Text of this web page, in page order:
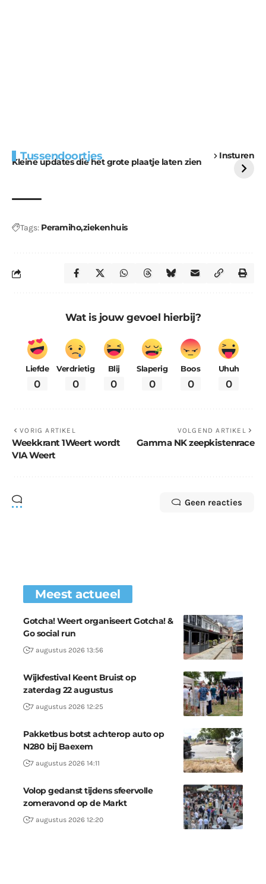
Tussendoortjes Insturen
Kleine updates die het grote plaatje laten zien
voor kabouters
uitdaging
Tags: Peramihoziekenhuis
Wat is jouw gevoel hierbij?
Liefde
0
Verdrietig
0
Blij
0
Slaperig
0
Boos
0
Uhuh
0
VORIG ARTIKEL
Weekkrant 1Weert wordt
VIA Weert
VOLGEND ARTIKEL
Gamma NK zeepkistenrace
Geen reacties
Meest actueel
Gotcha! Weert organiseert Gotcha! &
Go social run
7 augustus 2026 13:56
Wijkfestival Keent Bruist op
zaterdag 22 augustus
7 augustus 2026 12:25
Pakketbus botst achterop auto op
N280 bij Baexem
7 augustus 2026 14:11
Volop gedanst tijdens sfeervolle
zomeravond op de Markt
7 augustus 2026 12:20